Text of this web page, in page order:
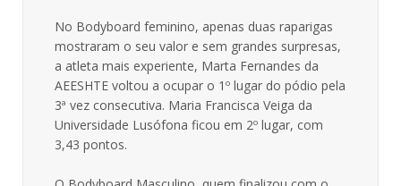
No Bodyboard feminino, apenas duas raparigas
mostraram o seu valor e sem grandes surpresas,
a atleta mais experiente, Marta Fernandes da
AEESHTE voltou a ocupar o 1º lugar do pódio pela
3ª vez consecutiva. Maria Francisca Veiga da
Universidade Lusófona ficou em 2º lugar, com
3,43 pontos.